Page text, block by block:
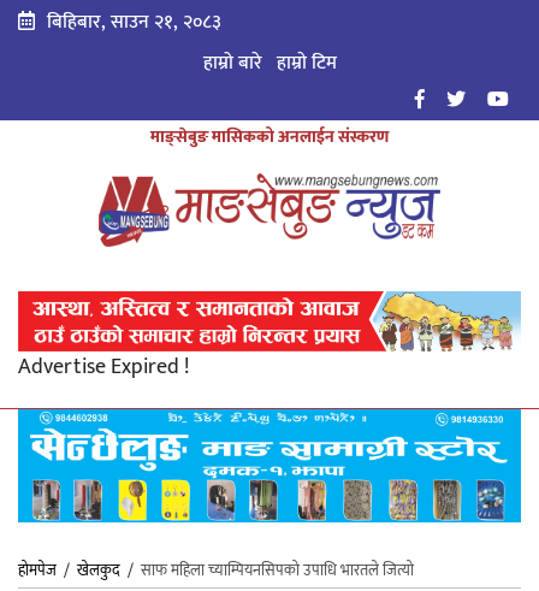
बिहिबार, साउन २१, २०८३
हाम्रो बारे हाम्राे टिम
माङ्सेबुङ मासिकको अनलाईन संस्करण
Advertise Expired !
होमपेज /खेलकुद / साफ महिला च्याम्पियनसिपको उपाधि भारतले जित्यो